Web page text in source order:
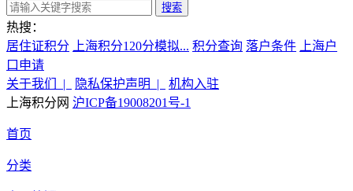
搜索
热搜：
居住证积分
上海积分120分模拟... 积分查询 落户条件
上海户
口申请
关于我们 |
隐私保护声明 |
机构入驻
上海积分网 沪ICP备19008201号-1
首页
分类